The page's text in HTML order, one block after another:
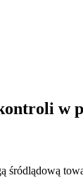
w
śródlądową